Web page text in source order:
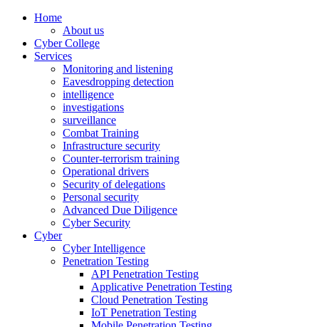
Home
About us
Cyber College
Services
Monitoring and listening
Eavesdropping detection
intelligence
investigations
surveillance
Combat Training
Infrastructure security
Counter-terrorism training
Operational drivers
Security of delegations
Personal security
Advanced Due Diligence
Cyber Security
Cyber
Cyber Intelligence
Penetration Testing
API Penetration Testing
Applicative Penetration Testing
Cloud Penetration Testing
IoT Penetration Testing